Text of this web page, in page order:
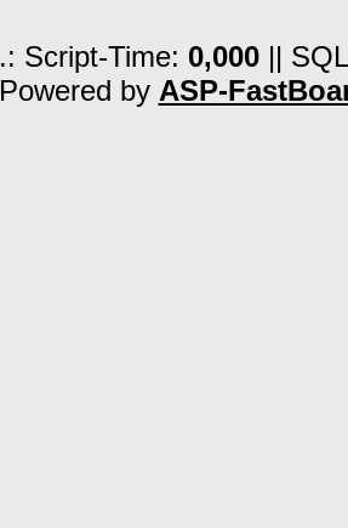
.: Script-Time: 0,000||
Powered by ASP-